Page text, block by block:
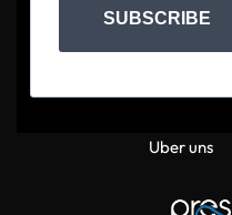
SUBSCRIBE
Uber uns